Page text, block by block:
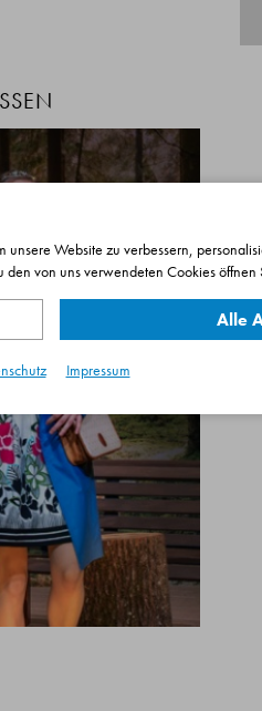
Website zu verbessern,
von uns verwendeten Cookies öffnen
Alle
Impressum